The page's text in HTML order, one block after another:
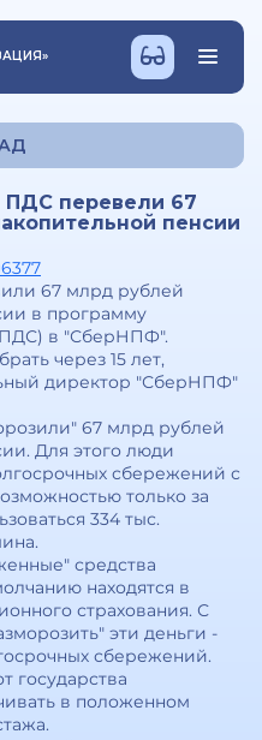
»
ПДС перевели 67
пенсии
67 млрд рублей
в программу
в "СберНПФ".
через 15 лет,
директор "СберНПФ"
67 млрд рублей
Для этого люди
сбережений с
только за
334 тыс.
средства
находятся в
страхования. С
эти деньги -
сбережений.
государства
в положенном